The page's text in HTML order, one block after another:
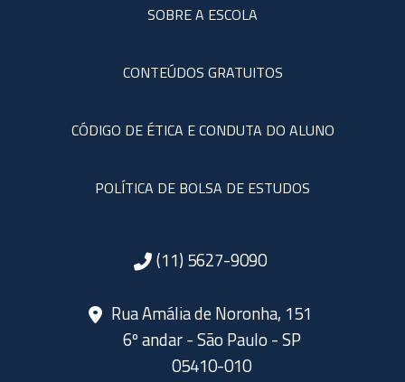
SOBRE A ESCOLA
CONTEÚDOS GRATUITOS
CÓDIGO DE ÉTICA E CONDUTA DO ALUNO
POLÍTICA DE BOLSA DE ESTUDOS
(11) 5627-9090
Rua Amália de Noronha, 151
6º andar - São Paulo - SP
05410-010